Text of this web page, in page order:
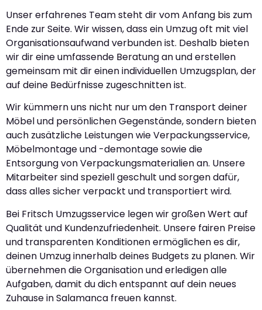
Unser erfahrenes Team steht dir vom Anfang bis zum
Ende zur Seite. Wir wissen, dass ein Umzug oft mit viel
Organisationsaufwand verbunden ist. Deshalb bieten
wir dir eine umfassende Beratung an und erstellen
gemeinsam mit dir einen individuellen Umzugsplan, der
auf deine Bedürfnisse zugeschnitten ist.
Wir kümmern uns nicht nur um den Transport deiner
Möbel und persönlichen Gegenstände, sondern bieten
auch zusätzliche Leistungen wie Verpackungsservice,
Möbelmontage und -demontage sowie die
Entsorgung von Verpackungsmaterialien an. Unsere
Mitarbeiter sind speziell geschult und sorgen dafür,
dass alles sicher verpackt und transportiert wird.
Bei Fritsch Umzugsservice legen wir großen Wert auf
Qualität und Kundenzufriedenheit. Unsere fairen Preise
und transparenten Konditionen ermöglichen es dir,
deinen Umzug innerhalb deines Budgets zu planen. Wir
übernehmen die Organisation und erledigen alle
Aufgaben, damit du dich entspannt auf dein neues
Zuhause in Salamanca freuen kannst.